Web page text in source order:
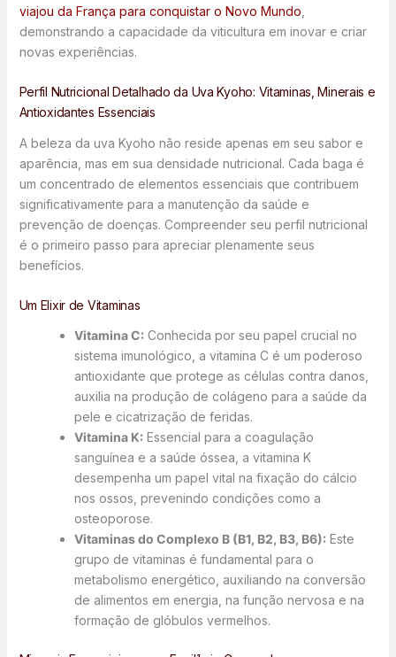
viajou da França para conquistar o Novo Mundo
demonstrando a capacidade da viticultura em inovar e criar
novas experiências.
Perfil Nutricional Detalhado da Uva Kyoho: Vitaminas, Minerais e
Antioxidantes Essenciais
A beleza da uva Kyoho não reside apenas em seu sabor e
aparência, mas em sua densidade nutricional. Cada baga é
um concentrado de elementos essenciais que contribuem
significativamente para a manutenção da saúde e
prevenção de doenças. Compreender seu perfil nutricional
é o primeiro passo para apreciar plenamente seus
benefícios.
Um Elixir de Vitaminas
Vitamina C:Conhecida por seu papel crucial no
sistema imunológico, a vitamina C é um poderoso
antioxidante que protege as células contra danos,
auxilia na produção de colágeno para a saúde da
pele e cicatrização de feridas.
Vitamina K:Essencial para a coagulação
sanguínea e a saúde óssea, a vitamina K
desempenha um papel vital na fixação do cálcio
nos ossos, prevenindo condições como a
osteoporose.
Vitaminas do Complexo B (B1, B2, B3, B6):Este
grupo de vitaminas é fundamental para o
metabolismo energético, auxiliando na conversão
de alimentos em energia, na função nervosa e na
formação de glóbulos vermelhos.